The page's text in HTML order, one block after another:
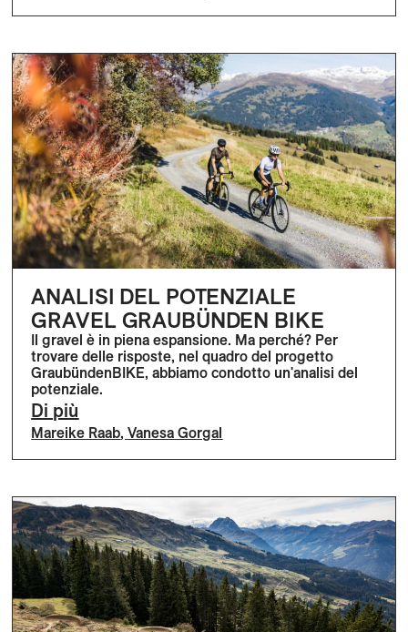
ANALISI DEL POTENZIALE
GRAVEL GRAUBÜNDEN BIKE
Il gravel è in piena espansione. Ma perché? Per
trovare delle risposte, nel quadro del progetto
GraubündenBIKE, abbiamo condotto un'analisi del
potenziale.
Di più
Mareike Raab,Vanesa Gorgal